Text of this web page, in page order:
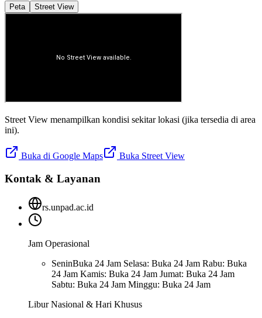
Peta Street View
Street View menampilkan kondisi sekitar lokasi (jika tersedia di area
ini).
Buka di Google Maps Buka Street View
Kontak & Layanan
rs.unpad.ac.id
Jam Operasional
SeninBuka 24 Jam Selasa: Buka 24 Jam Rabu: Buka
24 Jam Kamis: Buka 24 Jam Jumat: Buka 24 Jam
Sabtu: Buka 24 Jam Minggu: Buka 24 Jam
Libur Nasional & Hari Khusus